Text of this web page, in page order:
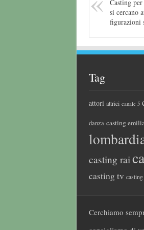
Casting
si cercano
figurazioni
Tag
attori attrici canale 5
danza casting
casting rai
casting tv
Cerchiamo